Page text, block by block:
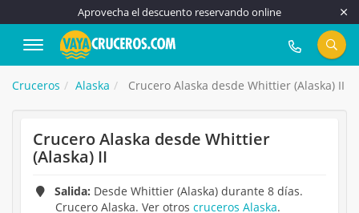
Aprovecha el descuento reservando online
917 815 555
Cruceros Alaska Crucero Alaska desde Whittier (Alaska) II
Crucero Alaska desde Whittier
(Alaska) II
Salida: Desde Whittier (Alaska) durante 8 días.
Crucero Alaska. Ver otros cruceros Alaska.